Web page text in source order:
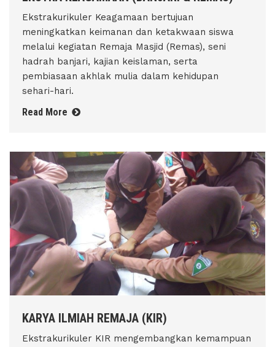
Ekstrakurikuler Keagamaan bertujuan
meningkatkan keimanan dan ketakwaan siswa
melalui kegiatan Remaja Masjid (Remas), seni
hadrah banjari, kajian keislaman, serta
pembiasaan akhlak mulia dalam kehidupan
sehari-hari.
Read More
KARYA ILMIAH REMAJA (KIR)
Ekstrakurikuler KIR mengembangkan kemampuan